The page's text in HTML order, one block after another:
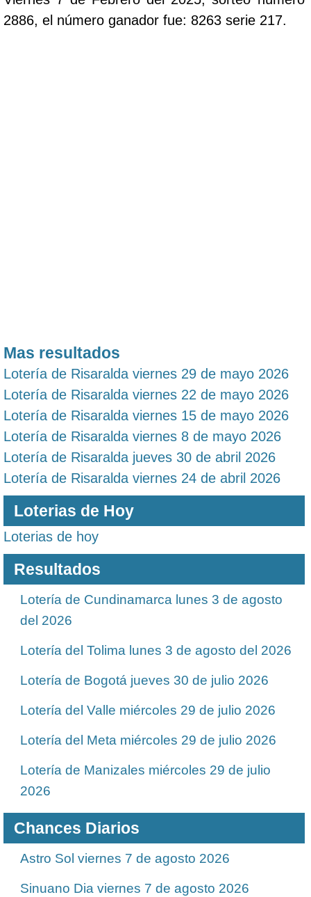
2886, el número ganador fue: 8263 serie 217.
Mas resultados
Lotería de Risaralda viernes 29 de mayo 2026
Lotería de Risaralda viernes 22 de mayo 2026
Lotería de Risaralda viernes 15 de mayo 2026
Lotería de Risaralda viernes 8 de mayo 2026
Lotería de Risaralda jueves 30 de abril 2026
Lotería de Risaralda viernes 24 de abril 2026
Loterias de Hoy
Loterias de hoy
Resultados
Lotería de Cundinamarca lunes 3 de agosto
del 2026
Lotería del Tolima lunes 3 de agosto del 2026
Lotería de Bogotá jueves 30 de julio 2026
Lotería del Valle miércoles 29 de julio 2026
Lotería del Meta miércoles 29 de julio 2026
Lotería de Manizales miércoles 29 de julio
2026
Chances Diarios
Astro Sol viernes 7 de agosto 2026
Sinuano Dia viernes 7 de agosto 2026